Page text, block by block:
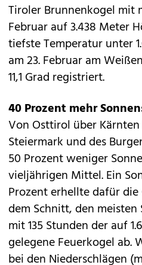
Tiroler Brunnenkogel mit
Februar auf 3.438 Meter
tiefste Temperatur unter
am 23. Februar am
11,1 Grad registriert.
40 Prozent mehr
Von Osttirol über
Steiermark und des
50 Prozent weniger
vieljährigen Mittel. Ein
Prozent erhellte dafür
dem Schnitt, den meisten
mit 135 Stunden der auf
gelegene Feuerkogel ab.
bei den Niederschlägen